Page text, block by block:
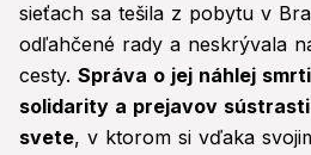
sieťach sa tešila z pobytu v
odľahčené rady a neskrývala
cesty. Správa o jej náhlej
solidarity a prejavov
svete, v ktorom si vďaka